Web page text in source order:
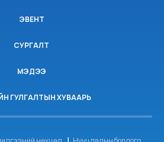
ЭВЕНТ
СУРГАЛТ
МЭДЭЭ
ГУЛГАЛТЫН ХУВААРЬ